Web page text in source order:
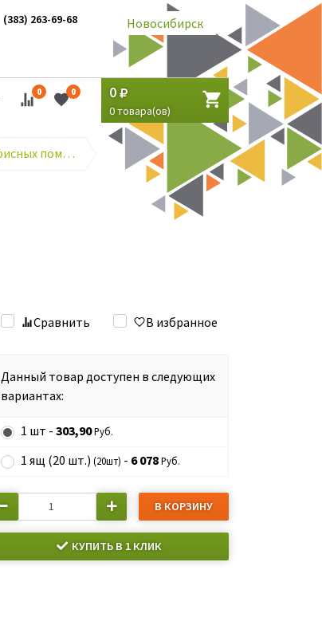
(383) 263-69-68 Новосибирск
0 0 0
0товара(ов)
LED Светильники для офисных помещений
Сравнить В избранное
Данный товар доступен в следующих
вариантах:
1 шт - 303,90 Руб.
1 ящ (20 шт.) (20шт) - 6 078 Руб.
В КОРЗИНУ
КУПИТЬ В 1 КЛИК